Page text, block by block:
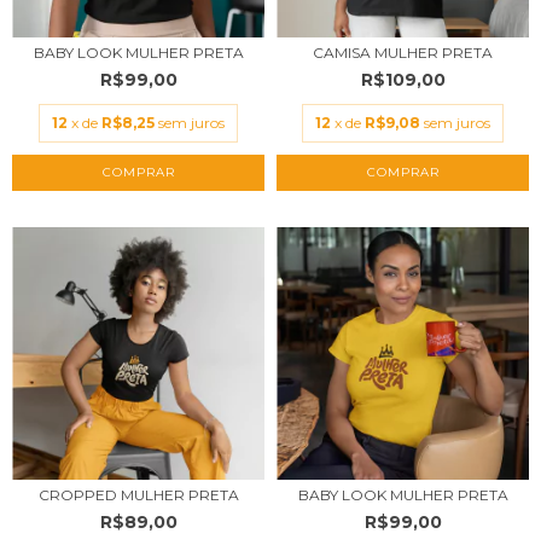
BABY LOOK MULHER PRETA
R$99,00
12 x de R$8,25 sem juros
COMPRAR
CAMISA MULHER PRETA
R$109,00
12 x de R$9,08 sem juros
COMPRAR
CROPPED MULHER PRETA
R$89,00
BABY LOOK MULHER PRETA
R$99,00